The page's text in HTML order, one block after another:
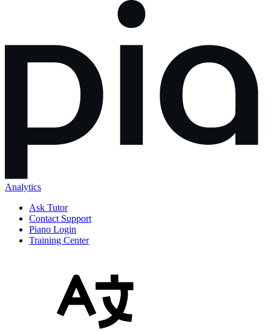
Analytics
Ask Tutor
Contact Support
Piano Login
Training Center